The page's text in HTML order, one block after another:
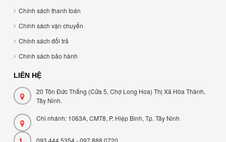
Chính sách thanh toán
Chính sách vận chuyển
Chính sách đổi trả
Chính sách bảo hành
LIÊN HỆ
20 Tôn Đức Thắng (Cửa 5, Chợ Long Hoa) Thị Xã Hòa Thành,
Tây Ninh.
Chi nhánh: 1063A, CMT8, P. Hiệp Bình, Tp. Tây Ninh
093 444 5354 - 097 888 0720